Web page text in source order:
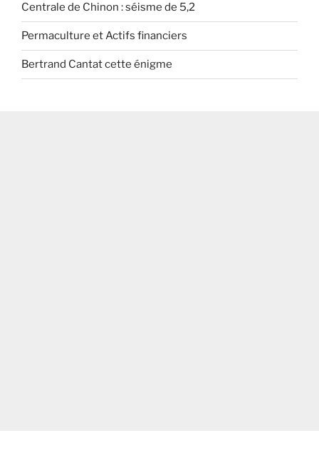
Centrale de Chinon : séisme de 5,2
Permaculture et Actifs financiers
Bertrand Cantat cette énigme